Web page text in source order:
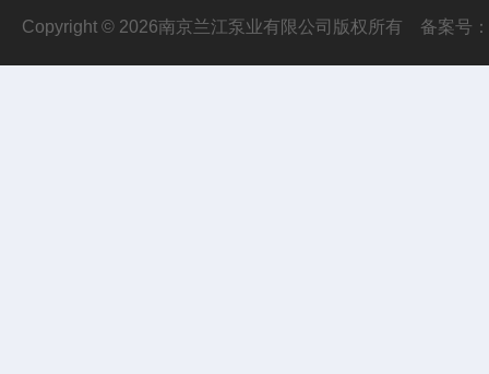
Copyright © 2026南京兰江泵业有限公司版权所有 备案号